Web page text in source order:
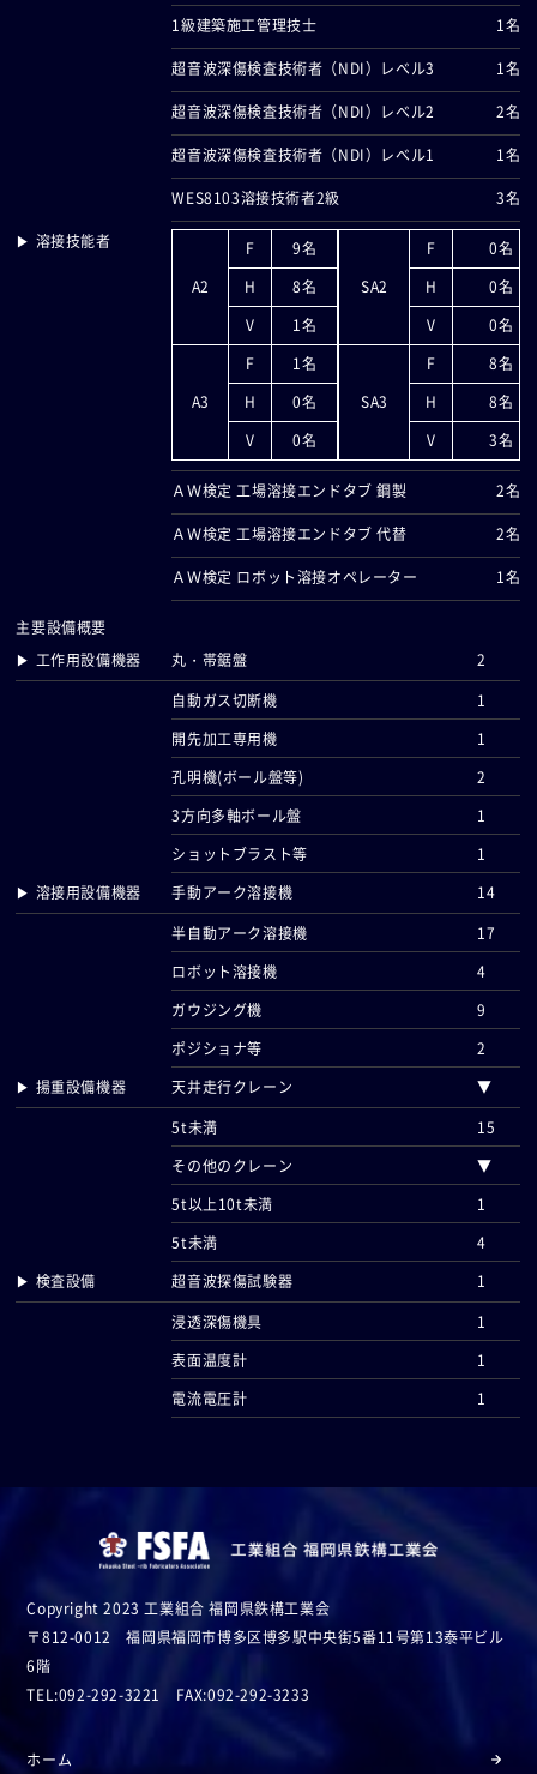
1級建築施工管理技士
1名
超音波深傷検査技術者（NDI）レべル3
1名
超音波深傷検査技術者（NDI）レべル2
2名
超音波深傷検査技術者（NDI）レべル1
1名
WES8103溶接技術者2級
3名
▶ 溶接技能者
A2
F
9名
SA2
F
0名
H
8名 H
0名
V
1名 V 0名
A3
F
1名
SA3
F
8名
H
0名 H
8名
V
0名 V 3名
ＡＷ検定 工場溶接エンドタブ 鋼製
2名
ＡＷ検定 工場溶接エンドタブ 代替
2名
ＡＷ検定 ロボット溶接オペレーター
1名
主要設備概要
▶ 工作用設備機器
丸・帯鋸盤
2
自動ガス切断機
1
開先加工専用機
1
孔明機(ボール盤等)
2
3方向多軸ボール盤
1
ショットブラスト等
1
▶ 溶接用設備機器
手動アーク溶接機
14
半自動アーク溶接機
17
ロボット溶接機
4
ガウジング機
9
ポジショナ等
2
▶ 揚重設備機器
天井走行クレーン
▼
5t未満
15
その他のクレーン
▼
5t以上10t未満
1
5t未満
4
▶ 検査設備
超音波探傷試験器
1
浸透深傷機具
1
表面温度計
1
電流電圧計
1
Copyright 2023 工業組合 福岡県鉄構工業会
〒812-0012 福岡県福岡市博多区博多駅中央街5番11号第13泰平ビル
6階
TEL:092-292-3221 FAX:092-292-3233
ホーム